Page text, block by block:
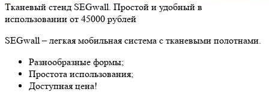
Тканевый стенд SEGwall. Простой и удобный в
использовании от 45000 рублей
SEGwall – легкая мобильная система с тканевыми полотнами.
Разнообразные формы;
Простота использования;
Доступная цена!